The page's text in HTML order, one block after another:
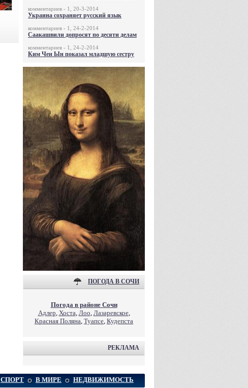
комментариев - 1, 20-3-2014
Украина сохраняет русский язык
комментариев - 1, 24-2-2014
Саакашвили допросят по десяти делам
комментариев - 1, 24-2-2014
Ким Чен Ын показал младшую сестру
ПОГОДА В СОЧИ
Погода в районе Сочи
Адлер, Хоста, Лоо, Лазаревское,
Красная Поляна, Туапсе, Кудепста
РЕКЛАМА
СПОРТ В МИРЕ НЕДВИЖИМОСТЬ